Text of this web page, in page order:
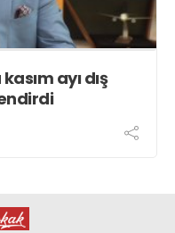
ayı dış